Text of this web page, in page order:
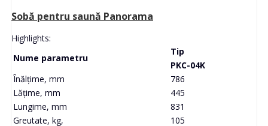
Sobă pentru saună Panorama
Highlights:
Nume parametru
Tip
PKC-04K
Înălțime, mm
786
Lățime, mm
445
Lungime, mm
831
Greutate, kg,
105